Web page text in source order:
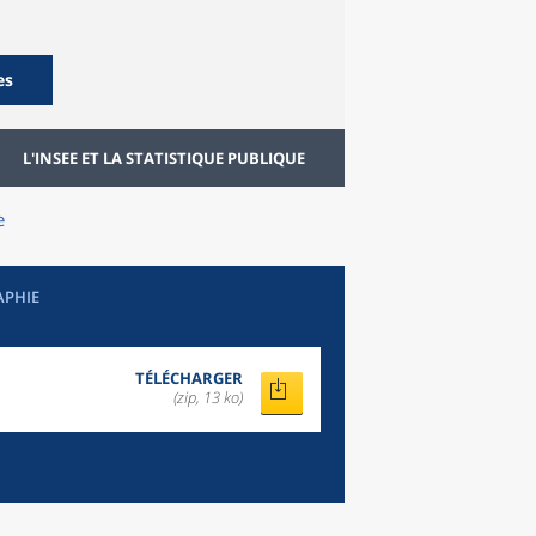
L'INSEE ET LA STATISTIQUE PUBLIQUE
TÉLÉCHARGER
(zip, 13 ko)